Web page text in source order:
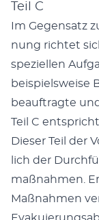
Teil C
Im Gegen­satz
nung richtet
speziellen
beispiel­sweise
beauf­tragte
Teil C
Dieser Teil der
lich der
maß­nah­men.
Maß­nah­men